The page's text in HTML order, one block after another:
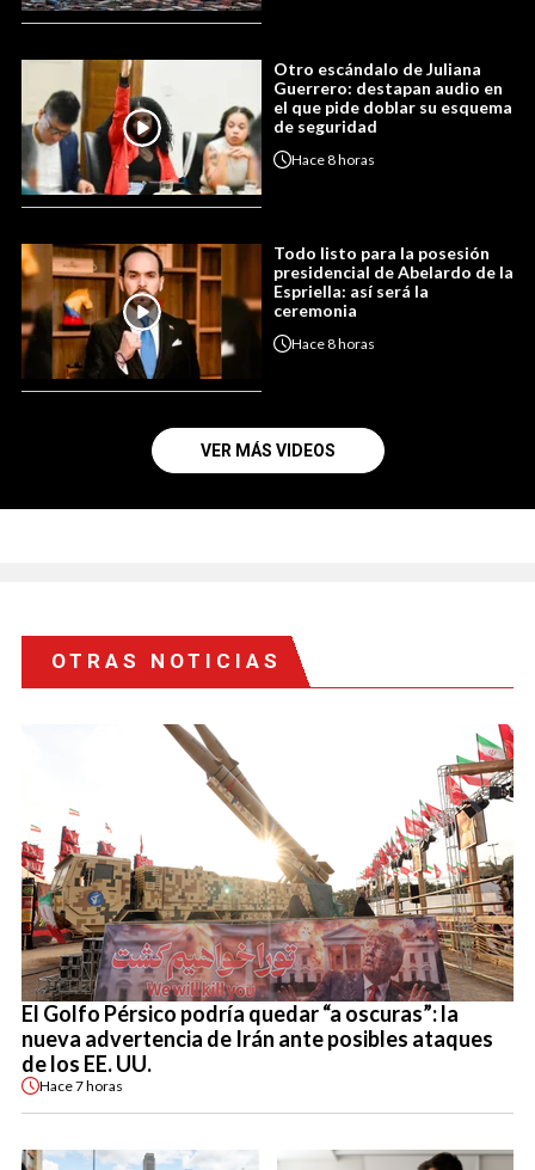
Otro escándalo de Juliana
Guerrero: destapan audio en
el que pide doblar su esquema
de seguridad
Hace8 horas
Todo listo para la posesión
presidencial de Abelardo de la
Espriella: así será la
ceremonia
Hace8 horas
VER MÁS VIDEOS
OTRAS NOTICIAS
El Golfo Pérsico podría quedar “a oscuras”: la
nueva advertencia de Irán ante posibles ataques
de los EE. UU.
Hace7 horas